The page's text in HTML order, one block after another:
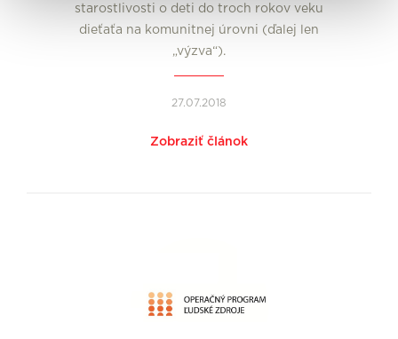
starostlivosti o deti do troch rokov veku
dieťaťa na komunitnej úrovni (ďalej len
„výzva“).
27.07.2018
Zobraziť článok